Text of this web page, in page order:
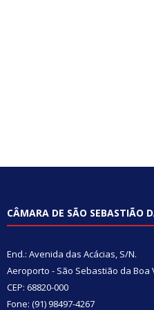
CÂMARA DE SÃO SEBASTIÃO
End.: Avenida das Acácias, S/N.
Aeroporto - São Sebastião da Boa
CEP: 68820-000
Fone: (91) 98497-4267